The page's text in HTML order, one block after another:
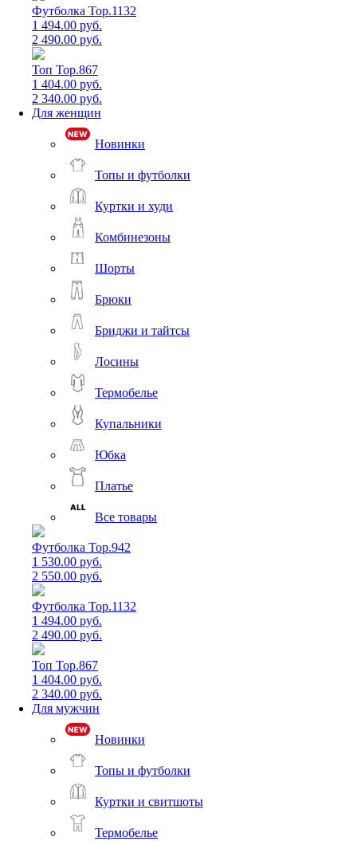
Футболка Top.1132
1 494.00 руб.
2 490.00 руб.
Топ Top.867
1 404.00 руб.
2 340.00 руб.
Для женщин
Новинки
Топы и футболки
Куртки и худи
Комбинезоны
Шорты
Брюки
Бриджи и тайтсы
Лосины
Термобелье
Купальники
Юбка
Платье
Все товары
Футболка Top.942
1 530.00 руб.
2 550.00 руб.
Футболка Top.1132
1 494.00 руб.
2 490.00 руб.
Топ Top.867
1 404.00 руб.
2 340.00 руб.
Для мужчин
Новинки
Топы и футболки
Куртки и свитшоты
Термобелье